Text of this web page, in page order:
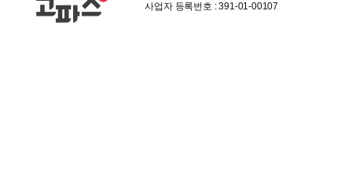
사업자 등록번호 : 391-01-00107